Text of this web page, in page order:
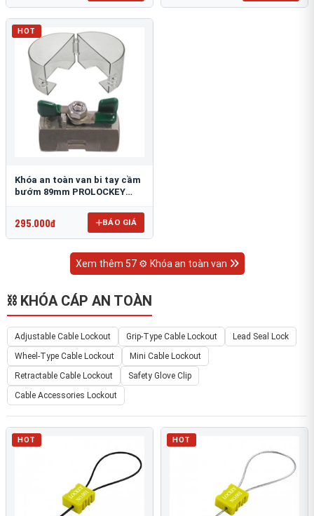
HOT
Khóa an toàn van bi tay cầm
bướm 89mm PROLOCKEY
295.000đ BÁO GIÁ
Xem thêm 57 ⚙️ Khóa an toàn van
⛓ KHÓA CÁP AN TOÀN
Adjustable Cable Lockout Grip-Type Cable Lockout
Lead Seal Lock
Wheel-Type Cable Lockout
Mini Cable Lockout
Retractable Cable Lockout
Safety Glove Clip
Cable Accessories Lockout
HOT HOT